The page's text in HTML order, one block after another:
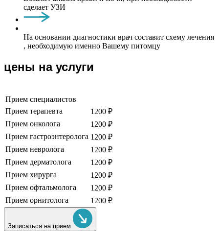
сделает УЗИ
На основании диагностики врач составит схему лечения
, необходимую именно Вашему питомцу
цены на услуги
Прием специалистов
Прием терапевта
1200 ₽
Прием онколога
1200 ₽
Прием гастроэнтеролога 1200 ₽
Прием невролога
1200 ₽
Прием дерматолога
1200 ₽
Прием хирурга
1200 ₽
Прием офтальмолога
1200 ₽
Прием орнитолога
1200 ₽
Записаться на прием